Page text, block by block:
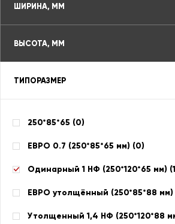
ШИРИНА, ММ
ВЫСОТА, ММ
ТИПОРАЗМЕР
250*85*65 (0)
ЕВРО 0.7 (250*85*65 мм) (0)
Одинарный 1 НФ (250*120*65 мм) (1
ЕВРО утолщённый (250*85*88 мм)
Утолщенный 1,4 НФ (250*120*88